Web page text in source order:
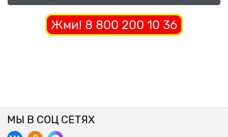
Жми! 8 800 200 10 36
МЫ В СОЦ СЕТЯХ